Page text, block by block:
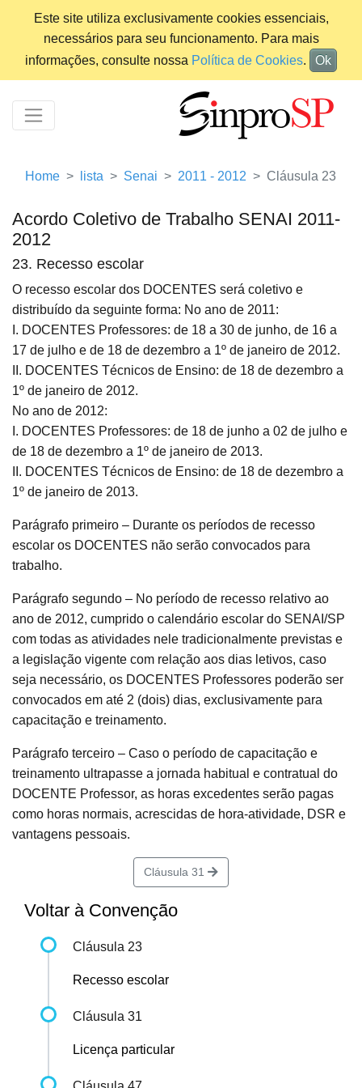
Este site utiliza exclusivamente cookies essenciais,
necessários para seu funcionamento. Para mais
informações, consulte nossa Política de Cookies. Ok
Home lista Senai 2011 - 2012 Cláusula 23
Acordo Coletivo de Trabalho SENAI 2011-
2012
23. Recesso escolar
O recesso escolar dos DOCENTES será coletivo e
distribuído da seguinte forma: No ano de 2011:
I. DOCENTES Professores: de 18 a 30 de junho, de 16 a
17 de julho e de 18 de dezembro a 1º de janeiro de 2012.
II. DOCENTES Técnicos de Ensino: de 18 de dezembro a
1º de janeiro de 2012.
No ano de 2012:
I. DOCENTES Professores: de 18 de junho a 02 de julho e
de 18 de dezembro a 1º de janeiro de 2013.
II. DOCENTES Técnicos de Ensino: de 18 de dezembro a
1º de janeiro de 2013.
Parágrafo primeiro – Durante os períodos de recesso
escolar os DOCENTES não serão convocados para
trabalho.
Parágrafo segundo – No período de recesso relativo ao
ano de 2012, cumprido o calendário escolar do SENAI/SP
com todas as atividades nele tradicionalmente previstas e
a legislação vigente com relação aos dias letivos, caso
seja necessário, os DOCENTES Professores poderão ser
convocados em até 2 (dois) dias, exclusivamente para
capacitação e treinamento.
Parágrafo terceiro – Caso o período de capacitação e
treinamento ultrapasse a jornada habitual e contratual do
DOCENTE Professor, as horas excedentes serão pagas
como horas normais, acrescidas de hora-atividade, DSR e
vantagens pessoais.
Cláusula 31
Voltar à Convenção
Cláusula 23
Recesso escolar
Cláusula 31
Licença particular